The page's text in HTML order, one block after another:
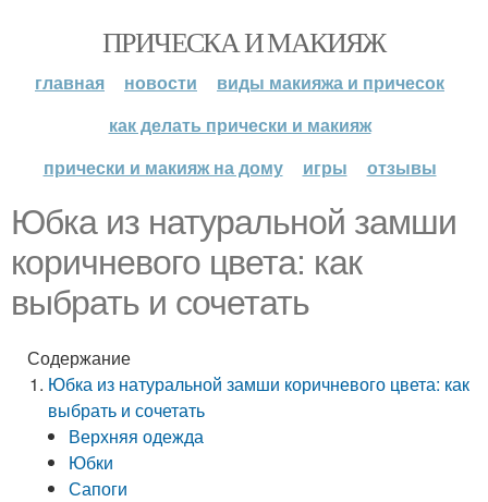
ПРИЧЕСКА И МАКИЯЖ
главная новости
виды макияжа и причесок
как делать прически и макияж
прически и макияж на дому
игры отзывы
Юбка из натуральной замши
коричневого цвета: как
выбрать и сочетать
Содержание
Юбка из натуральной замши коричневого цвета: как
выбрать и сочетать
Верхняя одежда
Юбки
Сапоги